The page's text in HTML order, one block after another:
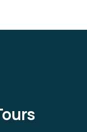
vos
hauteur de
docker